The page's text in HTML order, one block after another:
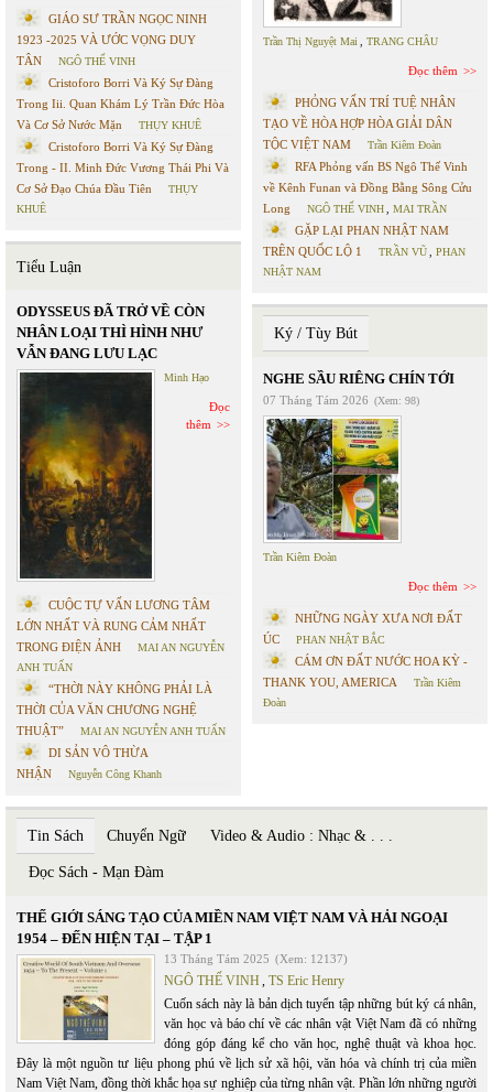
GIÁO SƯ TRẦN NGỌC NINH
1923 -2025 VÀ ƯỚC VỌNG DUY
TÂN
NGÔ THẾ VINH
Cristoforo Borri Và Ký Sự Đàng
Trong Iii. Quan Khám Lý Trần Đức Hòa
Và Cơ Sở Nước Mặn
THỤY KHUÊ
Cristoforo Borri Và Ký Sự Đàng
Trong - II. Minh Đức Vương Thái Phi Và
Cơ Sở Đạo Chúa Đầu Tiên
THỤY
KHUÊ
Tiểu Luận
ODYSSEUS ĐÃ TRỞ VỀ CÒN
NHÂN LOẠI THÌ HÌNH NHƯ
VẪN ĐANG LƯU LẠC
Minh Hạo
Đọc
thêm
CUỘC TỰ VẤN LƯƠNG TÂM
LỚN NHẤT VÀ RUNG CẢM NHẤT
TRONG ĐIỆN ẢNH
MAI AN NGUYỄN
ANH TUẤN
“THỜI NÀY KHÔNG PHẢI LÀ
THỜI CỦA VĂN CHƯƠNG NGHỆ
THUẬT”
MAI AN NGUYỄN ANH TUẤN
DI SẢN VÔ THỪA
NHẬN
Nguyễn Công Khanh
Trần Thị Nguyệt Mai TRANG CHÂU
Đọc thêm
PHỎNG VẤN TRÍ TUỆ NHÂN
TẠO VỀ HÒA HỢP HÒA GIẢI DÂN
TỘC VIỆT NAM
Trần Kiêm Đoàn
RFA Phỏng vấn BS Ngô Thế Vinh
về Kênh Funan và Đồng Bằng Sông Cửu
Long
NGÔ THẾ VINH MAI TRẦN
GẶP LẠI PHAN NHẬT NAM
TRÊN QUỐC LỘ 1
TRẦN VŨ
PHAN
NHẬT NAM
Ký / Tùy Bút
NGHE SẦU RIÊNG CHÍN TỚI
07 Tháng Tám 2026 (Xem: 98)
Trần Kiêm Đoàn
Đọc thêm
NHỮNG NGÀY XƯA NƠI ĐẤT
ÚC
PHAN NHẬT BẮC
CÁM ƠN ĐẤT NƯỚC HOA KỲ -
THANK YOU, AMERICA
Trần Kiêm
Đoàn
Tin Sách Chuyển Ngữ Video & Audio : Nhạc & . . .
Đọc Sách - Mạn Đàm
THẾ GIỚI SÁNG TẠO CỦA MIỀN NAM VIỆT NAM VÀ HẢI NGOẠI
1954 – ĐẾN HIỆN TẠI – TẬP 1
13 Tháng Tám 2025 (Xem: 12137)
NGÔ THẾ VINH, TS Eric Henry
Cuốn sách này là bản dịch tuyển tập những bút ký cá nhân,
văn học và báo chí về các nhân vật Việt Nam đã có những
đóng góp đáng kể cho văn học, nghệ thuật và khoa học.
Đây là một nguồn tư liệu phong phú về lịch sử xã hội, văn hóa và chính trị của miền
Nam Việt Nam, đồng thời khắc họa sự nghiệp của từng nhân vật. Phần lớn những người